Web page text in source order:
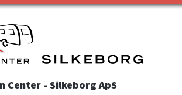
Center - Silkeborg ApS